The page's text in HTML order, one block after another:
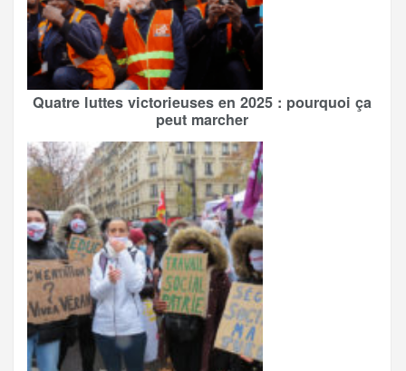
Quatre luttes victorieuses en 2025 : pourquoi ça
peut marcher